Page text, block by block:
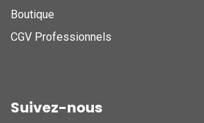
Boutique
CGV Professionnels
Suivez-nous